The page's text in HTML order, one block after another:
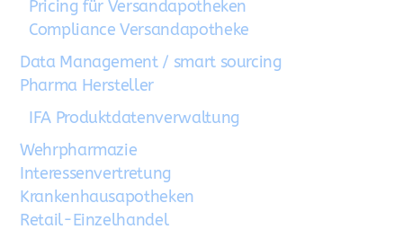
Pricing für Versandapotheken
Compliance Versandapotheke
Data Management / smart sourcing
Pharma Hersteller
IFA Produktdatenverwaltung
Wehrpharmazie
Interessenvertretung
Krankenhausapotheken
Retail-Einzelhandel